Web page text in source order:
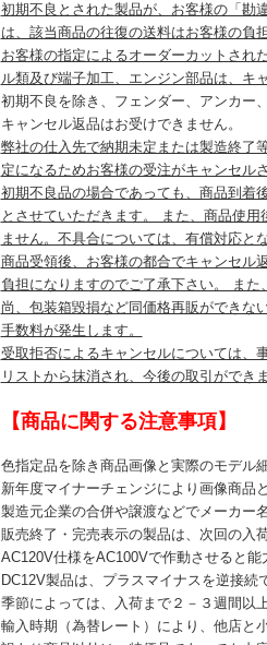
初期不良とされた製品が、お客様の「勘
は、該当商品の往復の送料はお客様の負
お客様の指定によるオーダーカットされ
ル類及び端子加工、エンジン部品は、キ
初期不良を除き、フェンダー、アンカー
キャンセル返品はお受けできません。
弊社の仕入先で納期未定または製造終了
定になるためお客様の受注がキャンセル
初期不良品の場合であっても、商品到着
とさせていただきます。 また、商品使
ません。不具合については、有償対応と
商品受領後、お客様の都合でキャンセル
負担になりますのでご了承下さい。 ま
尚、包装箱毀損など同価格再販ができな
手数料が発生します。
受取拒否によるキャンセルについては、
リストから抹消され、今後の取引ができ
【商品に関する注意事項】
色指定品を除き商品画像と実際のモデル
新年度マイナーチェンジにより画像商品
製造元企業の合併や譲渡などでメーカー
販売終了・完売表示の製品は、次回の入
AC120V仕様をAC100Vで作動させると
DC12V製品は、プラスマイナスを逆接
季節によっては、入荷まで２－３週間以
輸入時期（為替レート）により、他店と